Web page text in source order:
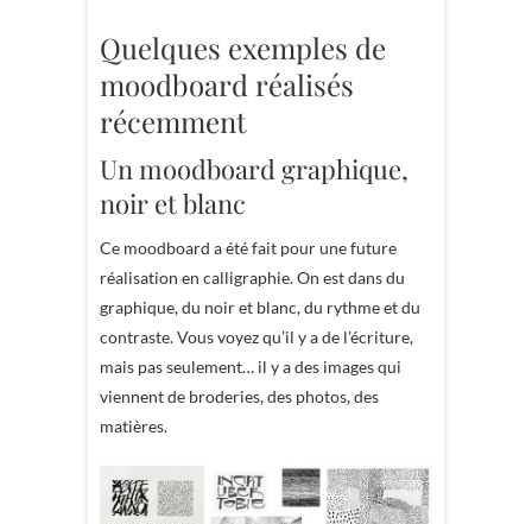
Quelques exemples de
moodboard réalisés
récemment
Un moodboard graphique,
noir et blanc
Ce moodboard a été fait pour une future
réalisation en calligraphie. On est dans du
graphique, du noir et blanc, du rythme et du
contraste. Vous voyez qu’il y a de l’écriture,
mais pas seulement… il y a des images qui
viennent de broderies, des photos, des
matières.